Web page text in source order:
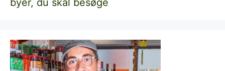
byer, du skal besøge